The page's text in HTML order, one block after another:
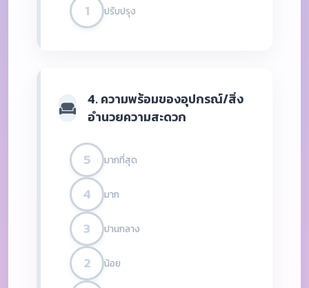
1 ปรับปรุง
4. ความพร้อมของอุปกรณ์/สิ่ง
อำนวยความสะดวก
5 มากที่สุด
4 มาก
3 ปานกลาง
2 น้อย